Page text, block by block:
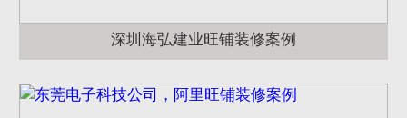
深圳海弘建业旺铺装修案例